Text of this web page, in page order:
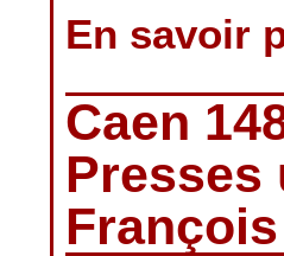
En savoir
Caen
Presses